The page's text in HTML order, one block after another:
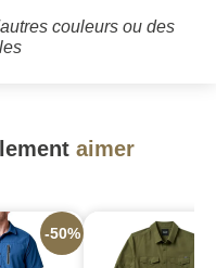
couleurs ou des
aimer
-50%